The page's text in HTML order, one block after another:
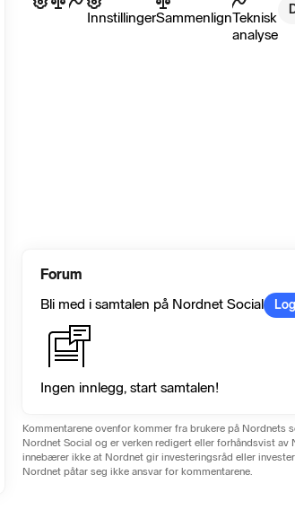
InnstillingerSammenlignTeknisk
analyse
Forum
Bli med i samtalen på Nordnet Social
Ingen innlegg, start samtalen!
Kommentarene ovenfor kommer fra brukere på Nordnets
Nordnet Social og er verken redigert eller forhåndsvist av
innebærer ikke at Nordnet gir investeringsråd eller
Nordnet påtar seg ikke ansvar for kommentarene.